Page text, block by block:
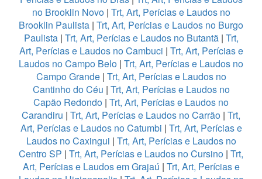
no Brooklin Novo| Trt, Art, Perícias e Laudos no
Brooklin Paulista | Trt, Art, Perícias e Laudos no Burgo
Paulista| Trt, Art, Perícias e Laudos no Butantã| Trt,
Art, Perícias e Laudos no Cambuci | Trt, Art, Perícias e
Laudos no Campo Belo | Trt, Art, Perícias e Laudos no
Campo Grande| Trt, Art, Perícias e Laudos no
Cantinho do Céu | Trt, Art, Perícias e Laudos no
Capão Redondo | Trt, Art, Perícias e Laudos no
Carandiru | Trt, Art, Perícias e Laudos no Carrão | Trt,
Art, Perícias e Laudos no Catumbi | Trt, Art, Perícias e
Laudos no Caxingui | Trt, Art, Perícias e Laudos no
Centro SP | Trt, Art, Perícias e Laudos no Cursino | Trt,
Art, Perícias e Laudos em Grajaú | Trt, Art, Perícias e